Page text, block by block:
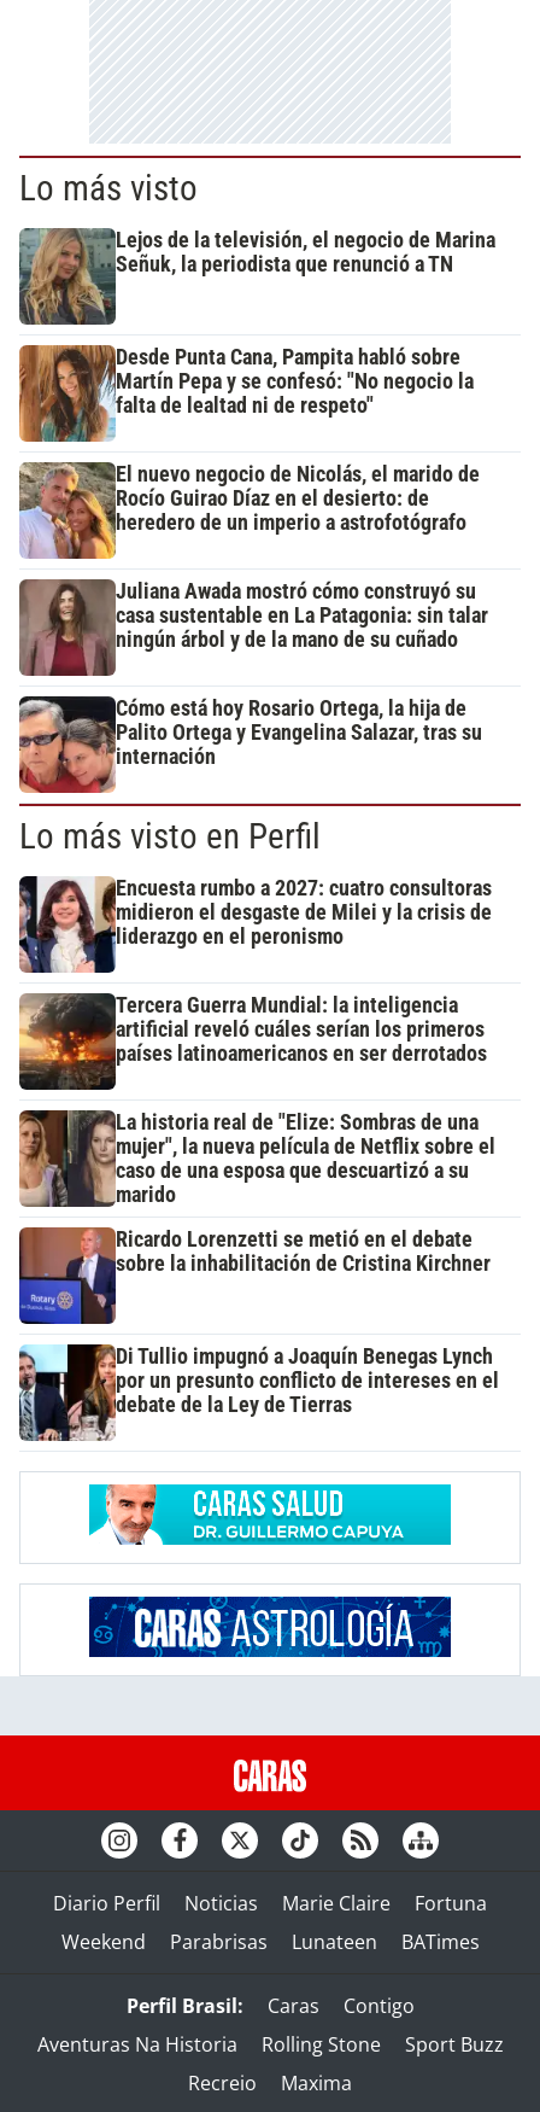
Lo más visto
Lejos de la televisión, el negocio de Marina
Señuk, la periodista que renunció a TN
Desde Punta Cana, Pampita habló sobre
Martín Pepa y se confesó: "No negocio la
falta de lealtad ni de respeto"
El nuevo negocio de Nicolás, el marido de
Rocío Guirao Díaz en el desierto: de
heredero de un imperio a astrofotógrafo
Juliana Awada mostró cómo construyó su
casa sustentable en La Patagonia: sin talar
ningún árbol y de la mano de su cuñado
Cómo está hoy Rosario Ortega, la hija de
Palito Ortega y Evangelina Salazar, tras su
internación
Lo más visto en Perfil
Encuesta rumbo a 2027: cuatro consultoras
midieron el desgaste de Milei y la crisis de
liderazgo en el peronismo
Tercera Guerra Mundial: la inteligencia
artificial reveló cuáles serían los primeros
países latinoamericanos en ser derrotados
La historia real de "Elize: Sombras de una
mujer", la nueva película de Netflix sobre el
caso de una esposa que descuartizó a su
marido
Ricardo Lorenzetti se metió en el debate
sobre la inhabilitación de Cristina Kirchner
Di Tullio impugnó a Joaquín Benegas Lynch
por un presunto conflicto de intereses en el
debate de la Ley de Tierras
Diario Perfil Noticias Marie Claire
Fortuna
Weekend
Parabrisas Lunateen BATimes
Perfil Brasil: Caras
Contigo
Aventuras Na Historia
Rolling Stone
Sport Buzz
Recreio
Maxima